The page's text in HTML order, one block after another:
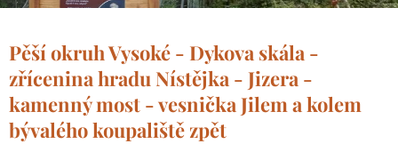
Pěší okruh Vysoké - Dykova skála -
zřícenina hradu Nístějka - Jizera -
kamenný most - vesnička Jilem a kolem
bývalého koupaliště zpět